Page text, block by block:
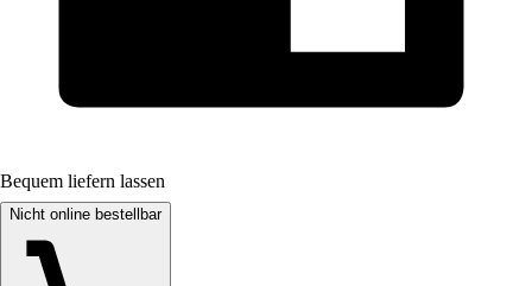
Bequem liefern lassen
Nicht online bestellbar